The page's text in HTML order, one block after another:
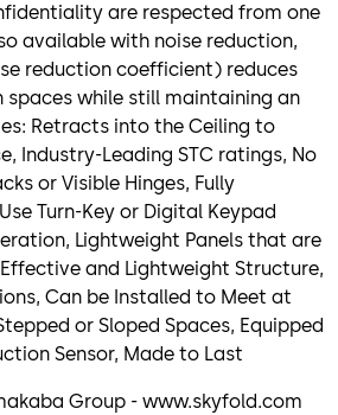
are respected from one
available with noise reduction,
reduction coefficient) reduces
while still maintaining an
Retracts into the Ceiling to
Industry-Leading STC ratings, No
or Visible Hinges, Fully
Turn-Key or Digital Keypad
Lightweight Panels that are
and Lightweight Structure,
Can be Installed to Meet at
or Sloped Spaces, Equipped
Sensor, Made to Last
Group - www.skyfold.com